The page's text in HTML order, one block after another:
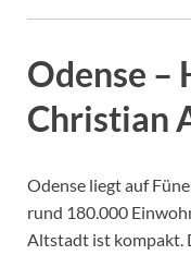
Odense –
Christian
Odense liegt auf
rund 180.000
Altstadt ist kompakt.